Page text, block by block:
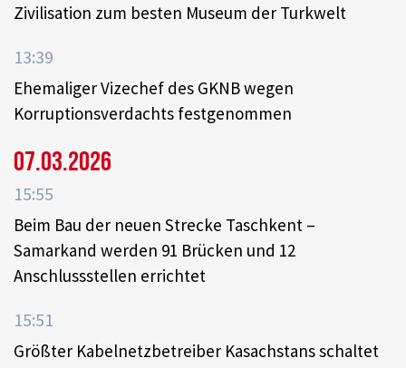
Zivilisation zum besten Museum der Turkwelt
13:39
Ehemaliger Vizechef des GKNB wegen
Korruptionsverdachts festgenommen
07.03.2026
15:55
Beim Bau der neuen Strecke Taschkent –
Samarkand werden 91 Brücken und 12
Anschlussstellen errichtet
15:51
Größter Kabelnetzbetreiber Kasachstans schaltet